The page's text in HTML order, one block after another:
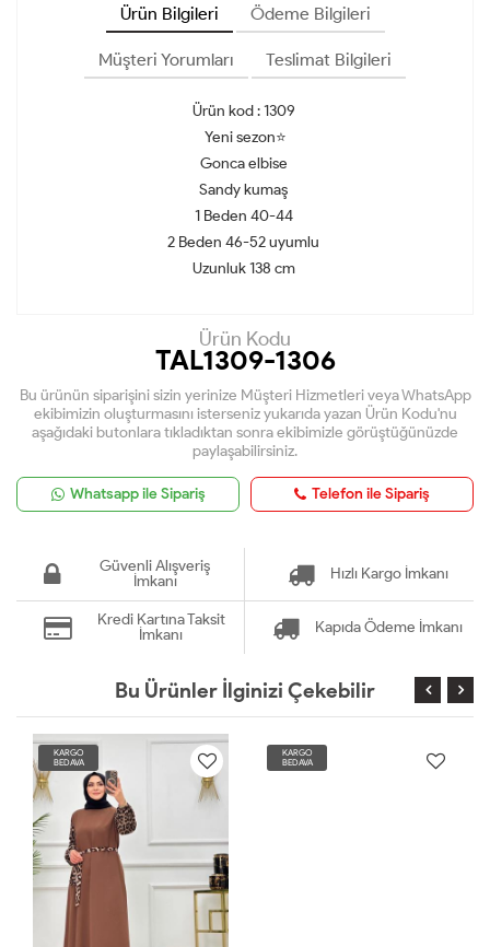
Ürün Bilgileri Ödeme Bilgileri
Müşteri Yorumları Teslimat Bilgileri
Ürün kod : 1309
Yeni sezon⭐
Gonca elbise
Sandy kumaş
1 Beden 40-44
2 Beden 46-52 uyumlu
Uzunluk 138 cm
Ürün Kodu
TAL1309-1306
Bu ürünün siparişini sizin yerinize Müşteri Hizmetleri veya WhatsApp
ekibimizin oluşturmasını isterseniz yukarıda yazan Ürün Kodu'nu
aşağıdaki butonlara tıkladıktan sonra ekibimizle görüştüğünüzde
paylaşabilirsiniz.
Whatsapp ile Sipariş Telefon ile Sipariş
Güvenli Alışveriş
İmkanı
Hızlı Kargo İmkanı
Kredi Kartına Taksit
İmkanı
Kapıda Ödeme İmkanı
Bu Ürünler İlginizi Çekebilir
KARGO
BEDAVA
KARGO
BEDAVA